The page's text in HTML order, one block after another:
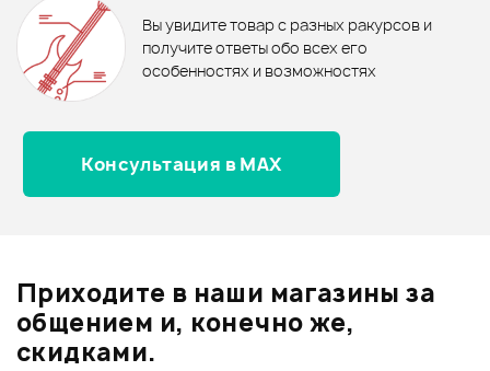
В корзину
0.0
Оценка5
Оценка4
Оценка1
Вы увидите товар с разных ракурсов и
получите ответы обо всех его
особенностях и возможностях
Консультация в MAX
Приходите в наши магазины за
общением и, конечно же,
скидками.